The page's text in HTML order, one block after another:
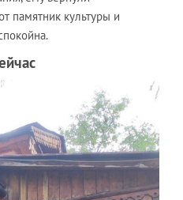
памятник культуры и